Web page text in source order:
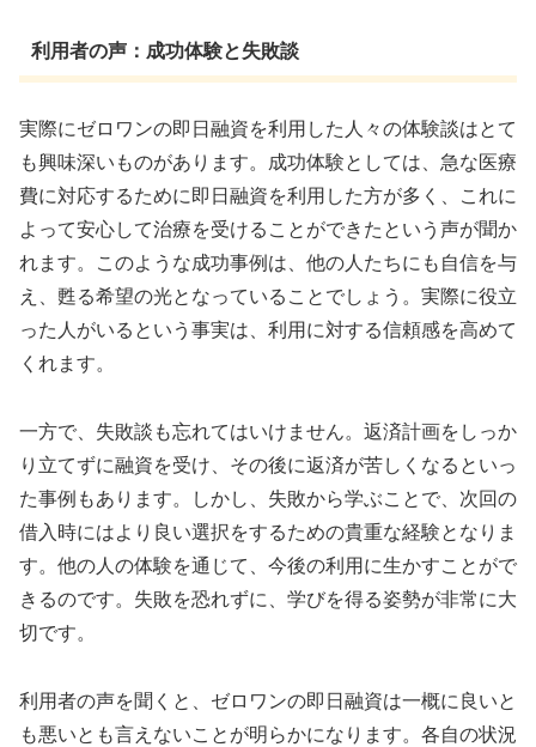
利用者の声：成功体験と失敗談
実際にゼロワンの即日融資を利用した人々の体験談はとて
も興味深いものがあります。成功体験としては、急な医療
費に対応するために即日融資を利用した方が多く、これに
よって安心して治療を受けることができたという声が聞か
れます。このような成功事例は、他の人たちにも自信を与
え、甦る希望の光となっていることでしょう。実際に役立
った人がいるという事実は、利用に対する信頼感を高めて
くれます。
一方で、失敗談も忘れてはいけません。返済計画をしっか
り立てずに融資を受け、その後に返済が苦しくなるといっ
た事例もあります。しかし、失敗から学ぶことで、次回の
借入時にはより良い選択をするための貴重な経験となりま
す。他の人の体験を通じて、今後の利用に生かすことがで
きるのです。失敗を恐れずに、学びを得る姿勢が非常に大
切です。
利用者の声を聞くと、ゼロワンの即日融資は一概に良いと
も悪いとも言えないことが明らかになります。各自の状況